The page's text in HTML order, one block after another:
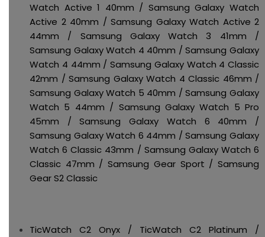
Watch Active 1 40mm / Samsung Galaxy Watch
Active 2 40mm / Samsung Galaxy Watch Active 2
44mm / Samsung Galaxy Watch 3 41mm /
Samsung Galaxy Watch 4 40mm / Samsung Galaxy
Watch 4 44mm / Samsung Galaxy Watch 4 Classic
42mm / Samsung Galaxy Watch 4 Classic 46mm /
Samsung Galaxy Watch 5 40mm / Samsung Galaxy
Watch 5 44mm / Samsung Galaxy Watch 5 Pro
45mm / Samsung Galaxy Watch 6 40mm /
Samsung Galaxy Watch 6 44mm / Samsung Galaxy
Watch 6 Classic 43mm / Samsung Galaxy Watch 6
Classic 47mm / Samsung Gear Sport / Samsung
Gear S2 Classic
TicWatch C2 Onyx / TicWatch C2 Platinum /